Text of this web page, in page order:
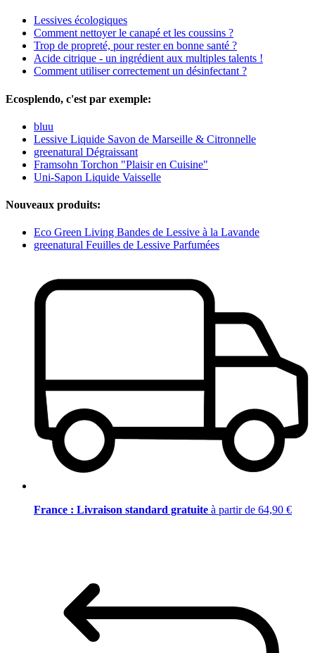
Lessives écologiques
Comment nettoyer le canapé et les coussins ?
Trop de propreté, pour rester en bonne santé ?
Acide citrique - un ingrédient aux multiples talents !
Comment utiliser correctement un désinfectant ?
Ecosplendo, c'est par exemple:
bluu
Lessive Liquide Savon de Marseille & Citronnelle
greenatural Dégraissant
Framsohn Torchon "Plaisir en Cuisine"
Uni-Sapon Liquide Vaisselle
Nouveaux produits:
Eco Green Living Bandes de Lessive à la Lavande
greenatural Feuilles de Lessive Parfumées
France : Livraison standard gratuite à partir de 64,90 €